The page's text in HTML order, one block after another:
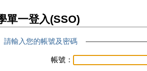
單一登入(SSO)
輸入您的帳號及密碼
帳號：